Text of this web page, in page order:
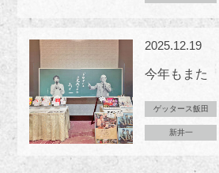
2025.12.19
今年もまた
ゲッタース飯田
新井一